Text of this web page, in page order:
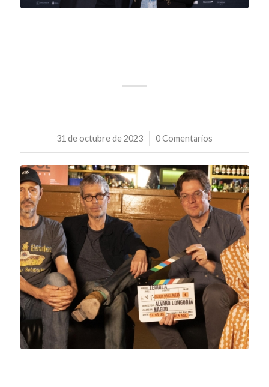
31 de octubre de 2023
/ 0 Comentarios